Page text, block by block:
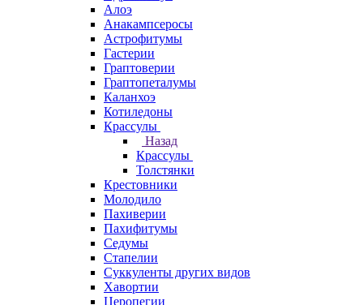
Алоэ
Анакампсеросы
Астрофитумы
Гастерии
Граптоверии
Граптопеталумы
Каланхоэ
Котиледоны
Крассулы
Назад
Крассулы
Толстянки
Крестовники
Молодило
Пахиверии
Пахифитумы
Седумы
Стапелии
Суккуленты других видов
Хавортии
Церопегии